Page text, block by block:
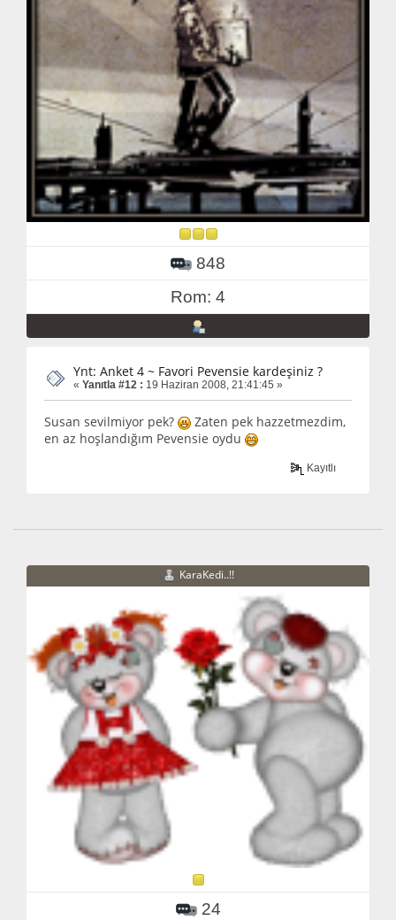
848
Rom: 4
Ynt: Anket 4 ~ Favori Pevensie kardeşiniz ?
« Yanıtla #12 : 19 Haziran 2008, 21:41:45 »
Susan sevilmiyor pek?
Zaten pek hazzetmezdim,
en az hoşlandığım Pevensie oydu
Kayıtlı
KaraKedi..!!
24